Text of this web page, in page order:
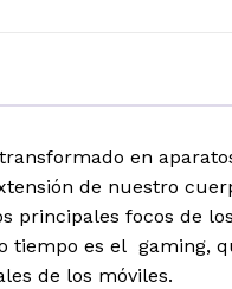
en
de nuestro
principales focos de
es el gaming,
de los móviles.